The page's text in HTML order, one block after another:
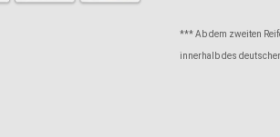
*** Ab dem zweiten
innerhalb des